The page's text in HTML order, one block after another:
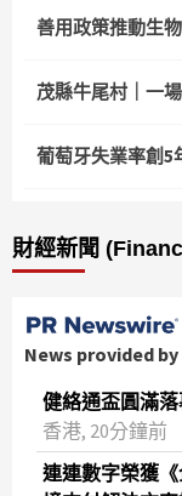
善用政策推動生
茂縣牛尾村｜一
葡萄牙失業率創5
財經新聞
News provided
健絡通盃圓滿
香港, 20分鐘前
連連數字榮獲